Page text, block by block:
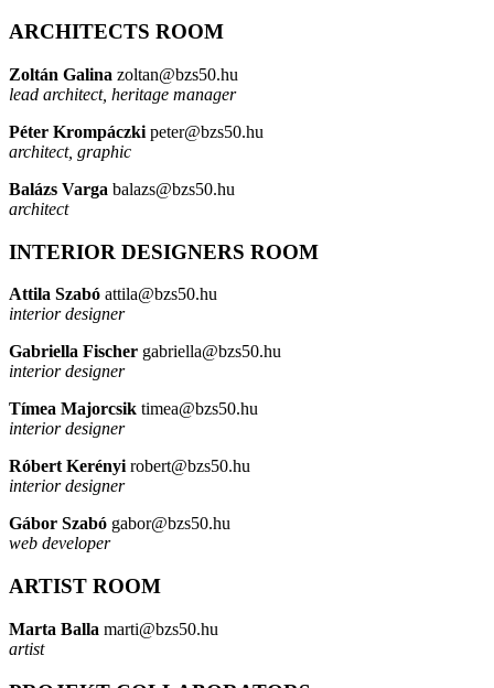
ARCHITECTS ROOM
Zoltán Galina zoltan@bzs50.hu
lead architect, heritage manager
Péter Krompáczki peter@bzs50.hu
architect, graphic
Balázs Varga balazs@bzs50.hu
architect
INTERIOR DESIGNERS ROOM
Attila Szabó attila@bzs50.hu
interior designer
Gabriella Fischer gabriella@bzs50.hu
interior designer
Tímea Majorcsik timea@bzs50.hu
interior designer
Róbert Kerényirobert@bzs50.hu
interior designer
Gábor Szabó gabor@bzs50.hu
web developer
ARTIST ROOM
Marta Balla marti@bzs50.hu
artist